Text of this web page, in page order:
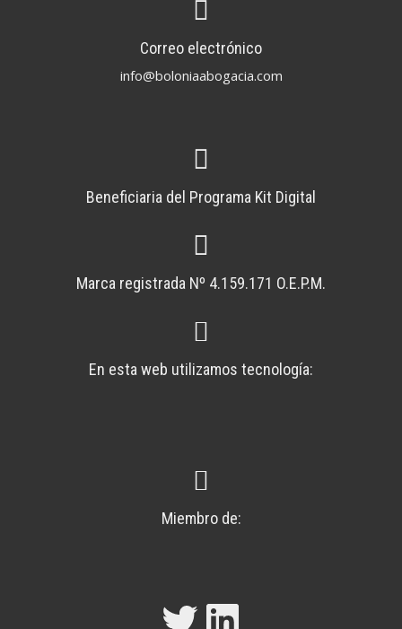
Correo electrónico
info@boloniaabogacia.com
Beneficiaria del Programa Kit Digital
Marca registrada Nº 4.159.171 O.E.P.M.
En esta web utilizamos tecnología:
Miembro de: